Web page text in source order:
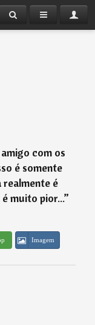
com os
é somente
realmente é
muito pior...”
Imagem